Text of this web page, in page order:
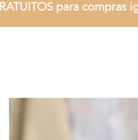
para compras